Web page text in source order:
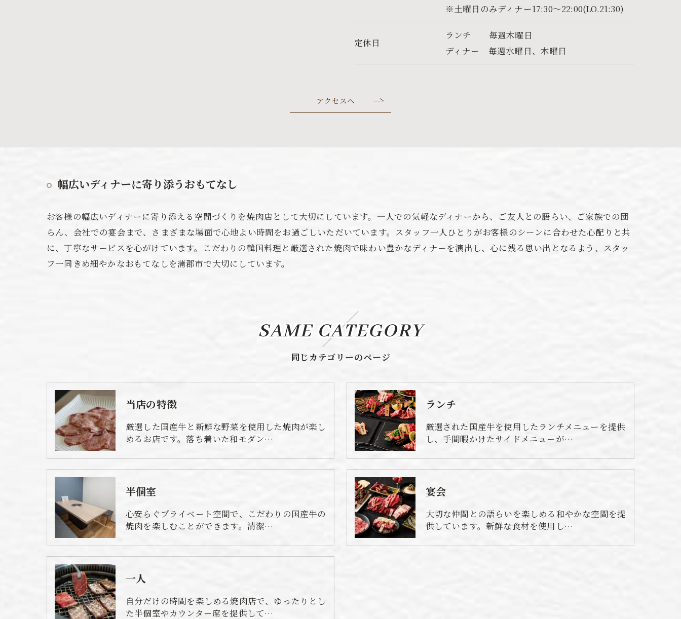
※土曜日のみディナー17:30～22:00(LO.21:30)
定休日
ランチ 毎週木曜日
ディナー 毎週水曜日、木曜日
アクセスへ
幅広いディナーに寄り添うおもてなし
お客様の幅広いディナーに寄り添える空間づくりを焼肉店として大切にしています。一人での気軽なディナーから、ご友人との語らい、ご家族での団
らん、会社での宴会まで、さまざまな場面で心地よい時間をお過ごしいただいています。スタッフ一人ひとりがお客様のシーンに合わせた心配りと共
に、丁寧なサービスを心がけています。こだわりの韓国料理と厳選された焼肉で味わい豊かなディナーを演出し、心に残る思い出となるよう、スタッ
フ一同きめ細やかなおもてなしを蒲郡市で大切にしています。
同じカテゴリーのページ
SAME CATEGORY
当店の特徴
厳選した国産牛と新鮮な野菜を使用した焼肉が楽し
めるお店です。落ち着いた和モダン…
ランチ
厳選された国産牛を使用したランチメニューを提供
し、手間暇かけたサイドメニューが…
半個室
心安らぐプライベート空間で、こだわりの国産牛の
焼肉を楽しむことができます。清潔…
宴会
大切な仲間との語らいを楽しめる和やかな空間を提
供しています。新鮮な食材を使用し…
一人
自分だけの時間を楽しめる焼肉店で、ゆったりとし
た半個室やカウンター席を提供して…